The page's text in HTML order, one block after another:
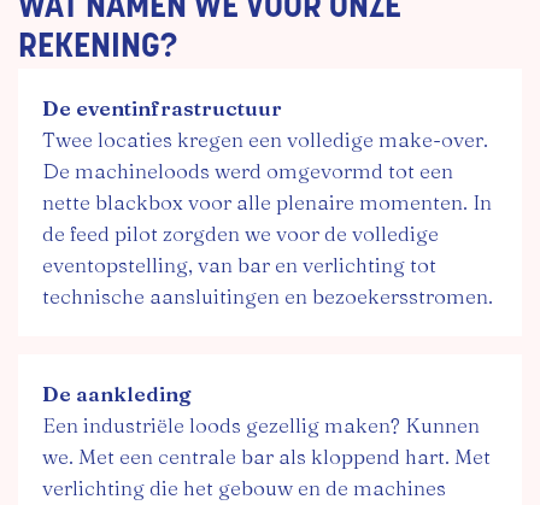
WAT NAMEN WE VOOR ONZE
REKENING?
De eventinfrastructuur
Twee locaties kregen een volledige make-over.
De machineloods werd omgevormd tot een
nette blackbox voor alle plenaire momenten. In
de feed pilot zorgden we voor de volledige
eventopstelling, van bar en verlichting tot
technische aansluitingen en bezoekersstromen.
De aankleding
Een industriële loods gezellig maken? Kunnen
we. Met een centrale bar als kloppend hart. Met
verlichting die het gebouw en de machines